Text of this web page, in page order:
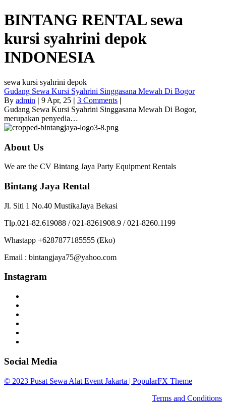
BINTANG RENTAL sewa
kursi syahrini depok
INDONESIA
sewa kursi syahrini depok
Gudang Sewa Kursi Syahrini Singgasana Mewah Di Bogor
By admin | 9 Apr, 25 | 3 Comments |
Gudang Sewa Kursi Syahrini Singgasana Mewah Di Bogor,
merupakan penyedia…
About Us
We are the CV Bintang Jaya Party Equipment Rentals
Bintang Jaya Rental
Jl. Siti 1 No.40 MustikaJaya Bekasi
Tlp.021-82.619088 / 021-8261908.9 / 021-8260.1199
Whastapp +6287877185555 (Eko)
Email : bintangjaya75@yahoo.com
Instagram
Social Media
© 2023 Pusat Sewa Alat Event Jakarta | PopularFX Theme
Terms and Conditions